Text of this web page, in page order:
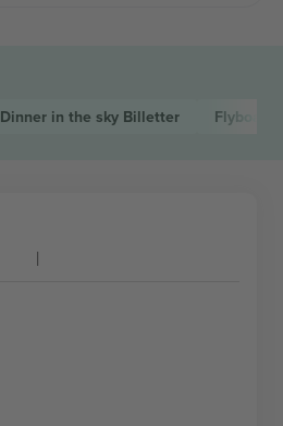
Dinner in the sky Billetter Flyboard